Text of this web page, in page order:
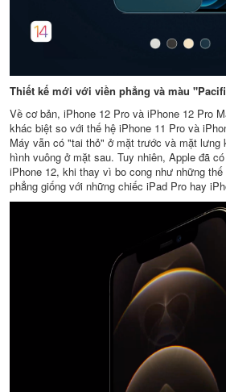
Thiết kế mới với viền phẳng và màu
Về cơ bản, iPhone 12 Pro và iPhone 12 Pro
khác biệt so với thế hệ iPhone 11 Pro và
Máy vẫn có "tai thỏ" ở mặt trước và mặt lưng
hình vuông ở mặt sau. Tuy nhiên, Apple đã
iPhone 12, khi thay vì bo cong như những
phẳng giống với những chiếc iPad Pro hay